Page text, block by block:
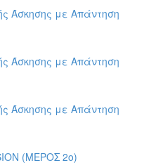
Άσκησης με Απάντηση
Άσκησης με Απάντηση
Άσκησης με Απάντηση
(ΜΕΡΟΣ 2ο)